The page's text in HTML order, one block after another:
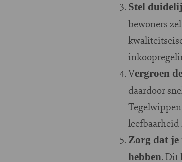
Stel
bewoners
Vergroen
daardoor
Zorg dat je
hebben. Dit